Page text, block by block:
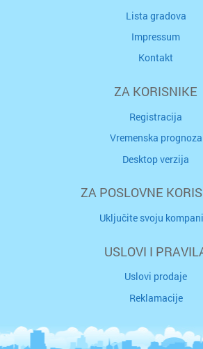
Lista gradova
Impressum
Kontakt
ZA KORISNIKE
Registracija
Vremenska prognoza
Desktop verzija
ZA POSLOVNE
Uključite svoju
USLOVI I
Uslovi prodaje
Reklamacije